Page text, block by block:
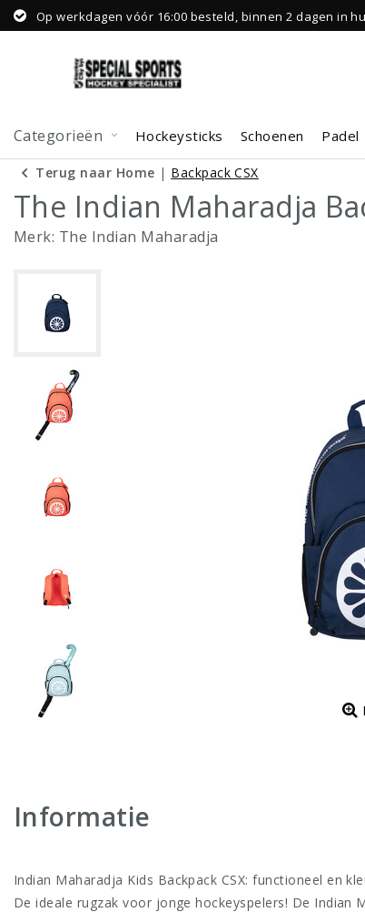
Op werkdagen vóór 16:00 besteld, binnen 2 dagen in
Categorieën Hockeysticks Schoenen Padel
Terug naar Home | Backpack CSX
The Indian Maharadja
Merk: The Indian Maharadja
Informatie
Indian Maharadja Kids Backpack CSX: functioneel en
De ideale rugzak voor jonge hockeyspelers! De Indian